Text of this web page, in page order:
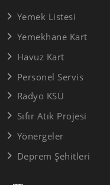
Yemek Listesi
Yemekhane Kart
Havuz Kart
Personel Servis
Radyo KSÜ
Sıfır Atık Projesi
Yönergeler
Deprem Şehitleri